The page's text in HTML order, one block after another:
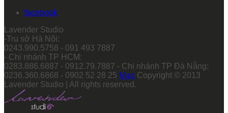
facebook
Lavender Studio
-Trụ sở Hà Nội:
0243.990.5758 - 091 493 7887
- Chi nhánh TP HCM:
0283.886.6887 - 0912.79.7887 - Chi nhánh TP Đà Nẵng:
0236.360.6868 - 0902 52 28 25 Map Copyright © 2013
Lavender Studio | All rights reserved.